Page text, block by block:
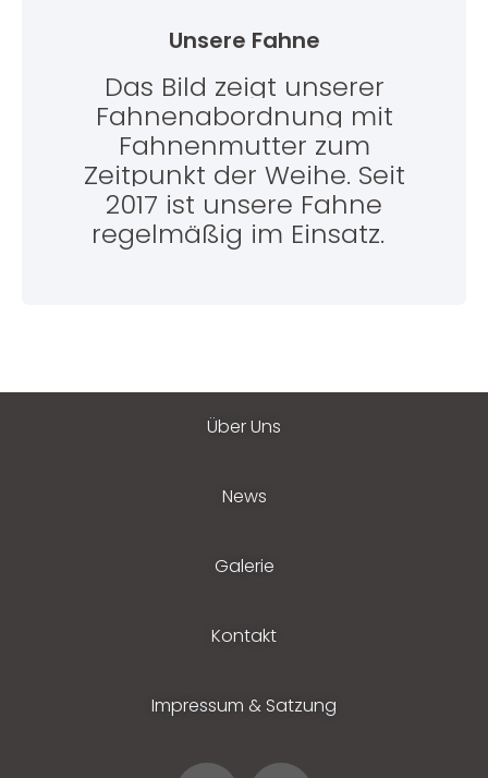
Unsere Fahne
Das Bild zeigt unserer
Fahnenabordnung mit
Fahnenmutter zum
Zeitpunkt der Weihe. Seit
2017 ist unsere Fahne
regelmäßig im Einsatz.
Über Uns
News
Galerie
Kontakt
Impressum & Satzung